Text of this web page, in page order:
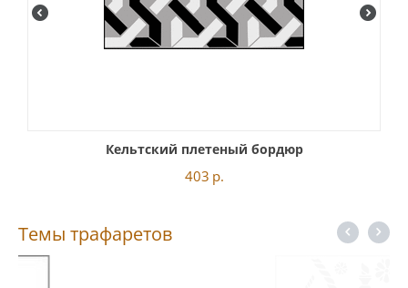
Кельтский плетеный бордюр
403 р.
Темы трафаретов